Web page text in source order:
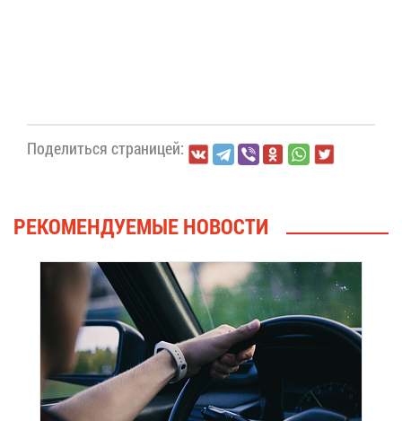
По­де­лить­ся стра­ни­цей:
РЕ­КО­МЕН­ДУ­Е­МЫЕ НО­ВО­СТИ